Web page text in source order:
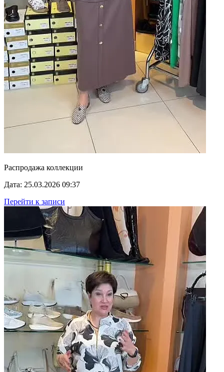
Распродажа коллекции
Дата: 25.03.2026 09:37
Перейти к записи